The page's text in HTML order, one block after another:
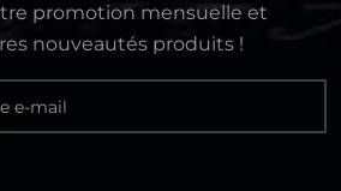
promotion mensuelle et
nouveautés produits !